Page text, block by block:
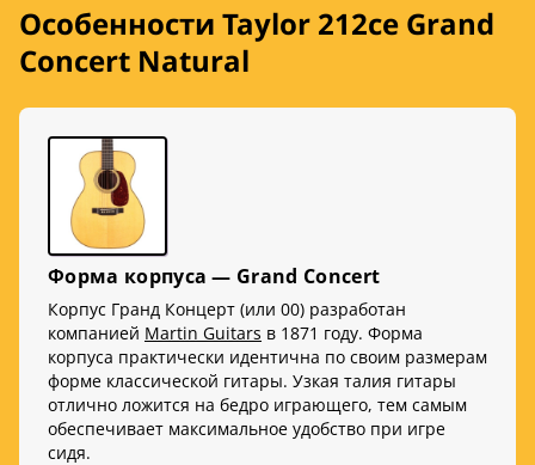
Особенности Taylor 212ce Grand
Concert Natural
Форма корпуса — Grand Concert
Корпус Гранд Концерт (или 00) разработан
компанией Martin Guitars в 1871 году. Форма
корпуса практически идентична по своим размерам
форме классической гитары. Узкая талия гитары
отлично ложится на бедро играющего, тем самым
обеспечивает максимальное удобство при игре
сидя.